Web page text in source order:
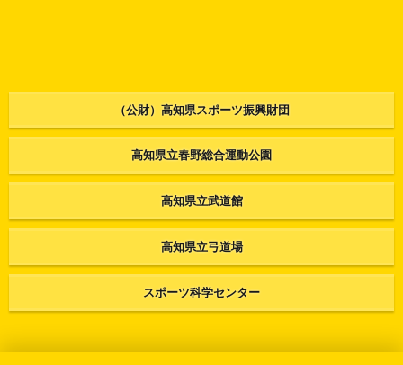
（公財）高知県スポーツ振興財団
高知県立春野総合運動公園
高知県立武道館
高知県立弓道場
スポーツ科学センター